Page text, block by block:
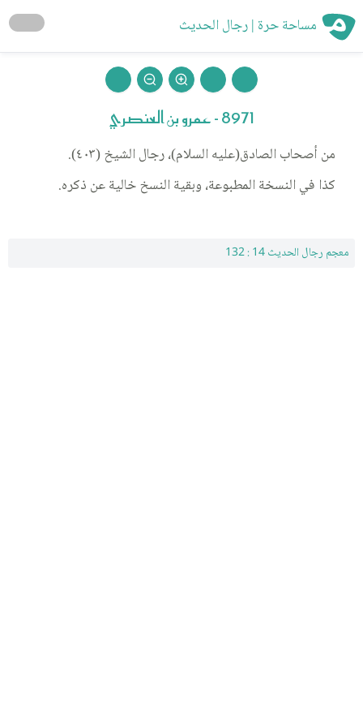
مساحة حرة | رجال الحديث
8971 - عمرو بن العنصري
من أصحاب الصادق(عليه السلام)، رجال الشيخ (٤٠٣).
كذا في النسخة المطبوعة، وبقية النسخ خالية عن ذكره.
معجم رجال الحديث 14 : 132